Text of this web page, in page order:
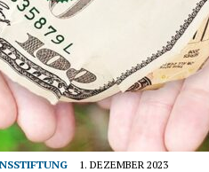
1. DEZEMBER 2023